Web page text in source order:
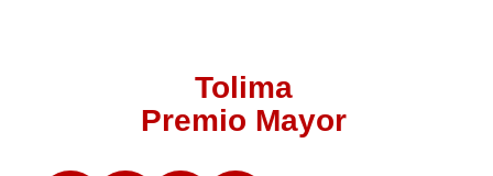
Tolima
Premio Mayor